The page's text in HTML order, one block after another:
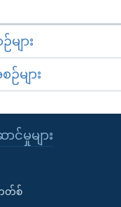
ျား
များ
င်မှုများ
တ်စ်